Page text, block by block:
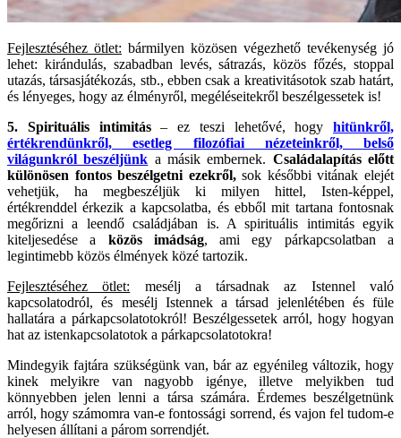
Fejlesztéséhez ötlet: bármilyen közösen végezhető tevékenység jó
lehet: kirándulás, szabadban levés, sátrazás, közös főzés, stoppal
utazás, társasjátékozás, stb., ebben csak a kreativitásotok szab határt,
és lényeges, hogy az élményről, megéléseitekről beszélgessetek is!
5. Spirituális intimitás– ez teszi lehetővé, hogy hitünkről,
értékrendünkről, esetleg filozófiai nézeteinkről, belső
világunkról beszéljünk a másik embernek. Családalapítás előtt
különösen fontos beszélgetni ezekről,sok későbbi vitának elejét
vehetjük, ha megbeszéljük ki milyen hittel, Isten-képpel,
értékrenddel érkezik a kapcsolatba, és ebből mit tartana fontosnak
megőrizni a leendő családjában is. A spirituális intimitás egyik
kiteljesedése a közös imádság, ami egy párkapcsolatban a
legintimebb közös élmények közé tartozik.
Fejlesztéséhez ötlet: mesélj a társadnak az Istennel való
kapcsolatodról, és mesélj Istennek a társad jelenlétében és füle
hallatára a párkapcsolatotokról! Beszélgessetek arról, hogy hogyan
hat az istenkapcsolatotok a párkapcsolatotokra!
Mindegyik fajtára szükségünk van, bár az egyénileg változik, hogy
kinek melyikre van nagyobb igénye, illetve melyikben tud
könnyebben jelen lenni a társa számára. Érdemes beszélgetnünk
arról, hogy számomra van-e fontossági sorrend, és vajon fel tudom-e
helyesen állítani a párom sorrendjét.